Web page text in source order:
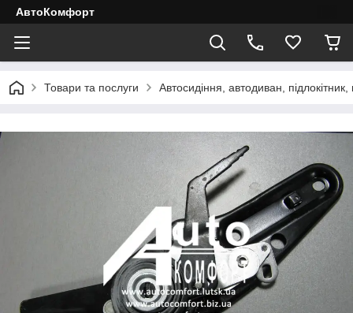
АвтоКомфорт
Товари та послуги Автосидіння, автодиван,